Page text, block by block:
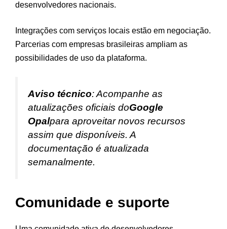
desenvolvedores nacionais.
Integrações com serviços locais estão em negociação.
Parcerias com empresas brasileiras ampliam as
possibilidades de uso da plataforma.
Aviso técnico: Acompanhe as
atualizações oficiais doGoogle
Opalpara aproveitar novos recursos
assim que disponíveis. A
documentação é atualizada
semanalmente.
Comunidade e suporte